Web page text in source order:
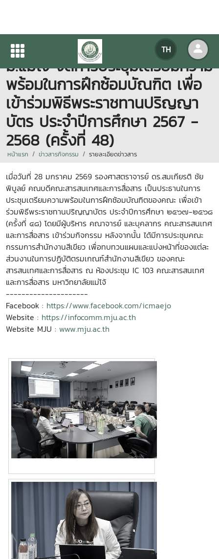
TH
คณะสารสนเทศและการสื่อสาร
ม.แม่โจ้ จัดการประชุมเตรียมความ
พร้อมในการฝึกซ้อมบัณฑิต เพื่อ
เข้าร่วมพิธีพระราชทานปริญญา
บัตร ประจำปีการศึกษา 2567 -
2568 (ครั้งที่ 48)
หน้าแรก ข่าวสารกิจกรรม รายละเอียดข่าวสาร
เมื่อวันที่ 28 มกราคม 2569 รองศาสตราจารย์ ดร.สมเกียรติ ชัย
พิบูลย์ คณบดีคณะสารสนเทศและการสื่อสาร เป็นประธานในการ
ประชุมเตรียมความพร้อมในการฝึกซ้อมบัณฑิตของคณะ เพื่อเข้า
ร่วมพิธีพระราชทานปริญญาบัตร ประจำปีการศึกษา ๒๕๖๗-๒๕๖๘
(ครั้งที่ ๔๘) โดยมีผู้บริหาร คณาจารย์ และบุคลากร คณะสารสนเทศ
และการสื่อสาร เข้าร่วมกิจกรรม หลังจากนั้น ได้มีการประชุมคณะ
กรรมการสำนักงานสีเขียว เพื่อทบทวนแผนและแบ่งหน้าที่ของแต่ละ
ส่วนงานในการปฏิบัติตรมเกณฑ์สำนักงานสีเขียว ของคณะ
สารสนเทศและการสื่อสาร ณ ห้องประชุม IC 103 คณะสารสนเทศ
และการสื่อสาร มหาวิทยาลัยแม่โจ้
---------------------
Facebook : https://www.facebook.com/icmaejo
Website : https://infocomm.mju.ac.th
Website MJU : www.mju.ac.th